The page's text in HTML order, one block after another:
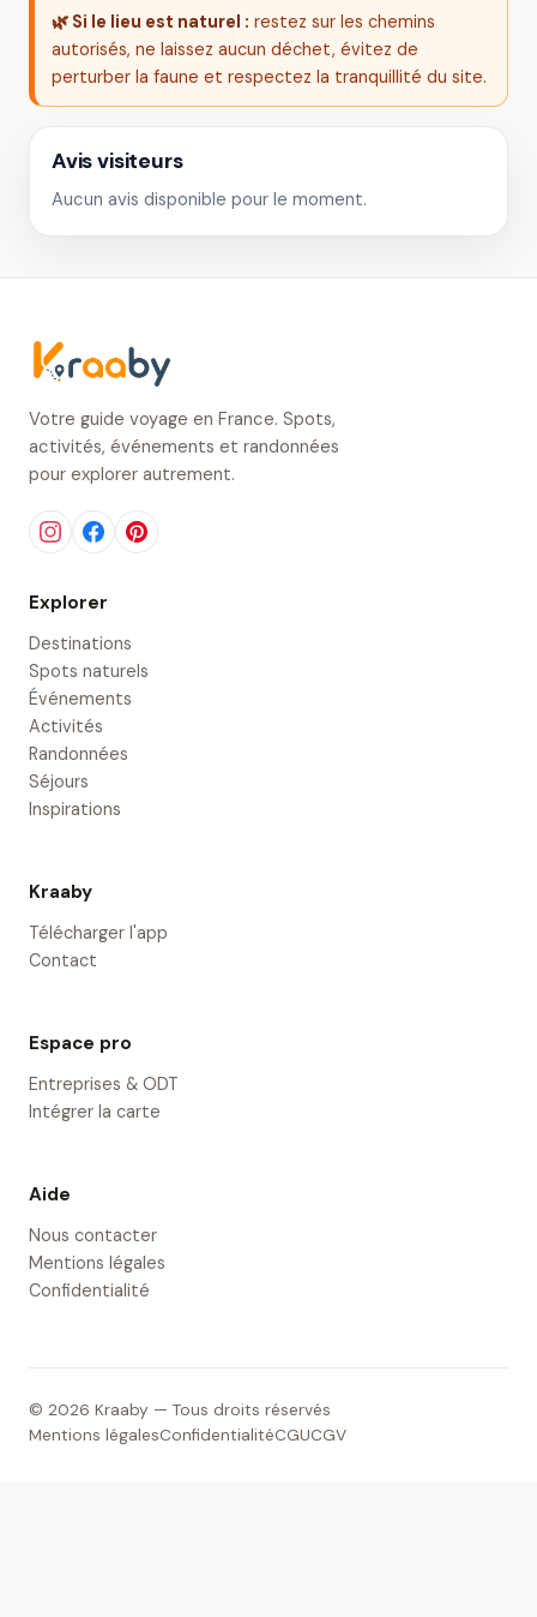
🌿 Si le lieu est naturel : restez sur les chemins
autorisés, ne laissez aucun déchet, évitez de
perturber la faune et respectez la tranquillité du site.
Avis visiteurs
Aucun avis disponible pour le moment.
Votre guide voyage en France. Spots,
activités, événements et randonnées
pour explorer autrement.
Explorer
Destinations
Spots naturels
Événements
Activités
Randonnées
Séjours
Inspirations
Kraaby
Télécharger l'app
Contact
Espace pro
Entreprises & ODT
Intégrer la carte
Aide
Nous contacter
Mentions légales
Confidentialité
© 2026 Kraaby — Tous droits réservés
Mentions légalesConfidentialitéCGUCGV